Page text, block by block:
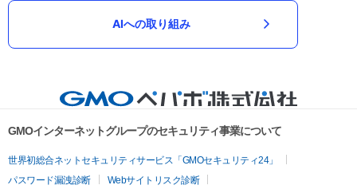
AIへの取り組み
GMOインターネットグループのセキュリティ事業について
世界初総合ネットセキュリティサービス「GMOセキュリティ24」
パスワード漏洩診断
Webサイトリスク診断